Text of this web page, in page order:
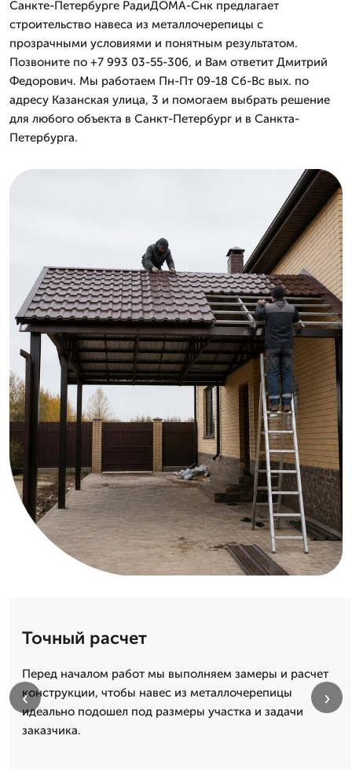
Санкте-Петербурге РадиДОМА-Снк предлагает
строительство навеса из металлочерепицы с
прозрачными условиями и понятным результатом.
Позвоните по +7 993 03-55-306, и Вам ответит Дмитpий
Федорович. Мы работаем Пн-Пт 09-18 Сб-Вс вых. по
адресу Казанская улица, 3 и помогаем выбрать решение
для любого объекта в Санкт-Петербург и в Санкта-
Петербурга.
Точный расчет
Перед началом работ мы выполняем замеры и расчет
конструкции, чтобы навес из металлочерепицы
идеально подошел под размеры участка и задачи
заказчика.
‹ ›